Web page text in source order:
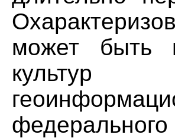
может быть
культур
федерального